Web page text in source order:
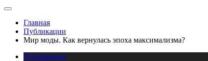
Главная
Публикации
Мир моды. Как вернулась эпоха максимализма?
Публикации